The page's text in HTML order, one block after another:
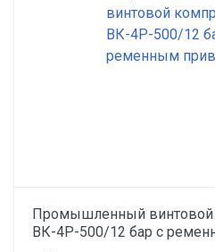
Промышленный винтовой
ВК-4Р-500/12 бар с